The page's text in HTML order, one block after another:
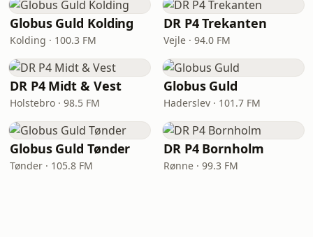
Globus Guld Kolding
Kolding · 100.3 FM
DR P4 Trekanten
Vejle · 94.0 FM
DR P4 Midt & Vest
Holstebro · 98.5 FM
Globus Guld
Haderslev · 101.7 FM
Globus Guld Tønder
Tønder · 105.8 FM
DR P4 Bornholm
Rønne · 99.3 FM